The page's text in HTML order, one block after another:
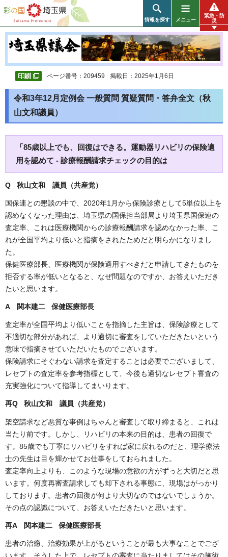
彩の国 埼玉県
情報を探す メニュー
緊急・防
災
ページ番号：209459 掲載日：2025年1月6日
令和3年12月定例会 一般質問 質疑質問・答弁全文（秋
山文和議員）
「85歳以上でも、回復はできる。運動器リハビリの保険適
用を認めて - 診療報酬請求チェックの目的は
Q 秋山文和 議員（共産党）
国保連との懇談の中で、2020年1月から保険診療として5単位以上を
認めなくなった理由は、埼玉県の国保担当部局より埼玉県国保連の
査定率、これは医療機関からの診療報酬請求を認めなかった率、こ
れが全国平均より低いと指摘をされたためだと明らかになりまし
た。
保健医療部長、医療機関が保険適用すべきだと申請してきたものを
拒否する率が低いとなると、なぜ問題なのですか、お答えいただき
たいと思います。
A 関本建二 保健医療部長
査定率が全国平均より低いことを指摘した主旨は、保険診療として
不適切な部分があれば、より適切に審査をしていただきたいという
意味で指摘させていただいたものでございます。
保険請求にそぐわない請求を査定することは必要でございまして、
レセプトの査定率を参考指標として、今後も適切なレセプト審査の
充実強化について指導してまいります。
再Q 秋山文和 議員（共産党）
架空請求など悪質な事例はちゃんと審査して取り締まると、これは
当たり前です。しかし、リハビリの本来の目的は、患者の回復で
す。85歳でも丁寧にリハビリをすれば家に戻れるのだと、理学療法
士の先生は目を輝かせてお仕事をしておられました。
査定率向上よりも、このような現場の意欲の方がずっと大切だと思
います。何度再審査請求しても却下される事態に、現場はがっかり
しております。患者の回復が何より大切なのではないでしょうか。
その点の認識について、お答えいただきたいと思います。
再A 関本建二 保健医療部長
患者の治癒、治療効果が上がるということが最も大事なことでござ